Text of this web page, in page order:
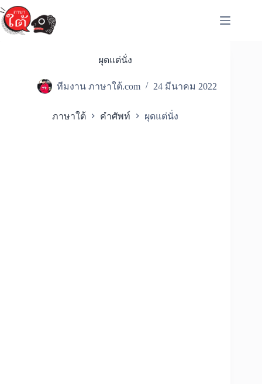
Skip
to
content
ผุดแต่นั่ง
ทีมงาน ภาษาใต้.com 24 มีนาคม 2022
ภาษาใต้ คำศัพท์ ผุดแต่นั่ง